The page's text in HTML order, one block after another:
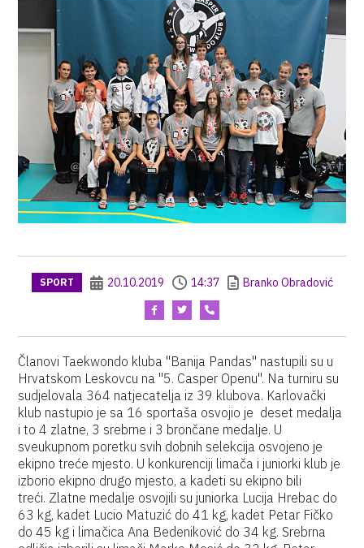
SPORT 20.10.2019 14:37 Branko Obradović
Članovi Taekwondo kluba "Banija Pandas" nastupili su u
Hrvatskom Leskovcu na "5. Casper Openu". Na turniru su
sudjelovala 364 natjecatelja iz 39 klubova. Karlovački
klub nastupio je sa 16 sportaša osvojio je deset medalja
i to 4 zlatne, 3 srebrne i 3 brončane medalje. U
sveukupnom poretku svih dobnih selekcija osvojeno je
ekipno treće mjesto. U konkurenciji limača i juniorki klub je
izborio ekipno drugo mjesto, a kadeti su ekipno bili
treći. Zlatne medalje osvojili su juniorka Lucija Hrebac do
63 kg, kadet Lucio Matuzić do 41 kg, kadet Petar Fičko
do 45 kg i limačica Ana Bedeniković do 34 kg. Srebrna